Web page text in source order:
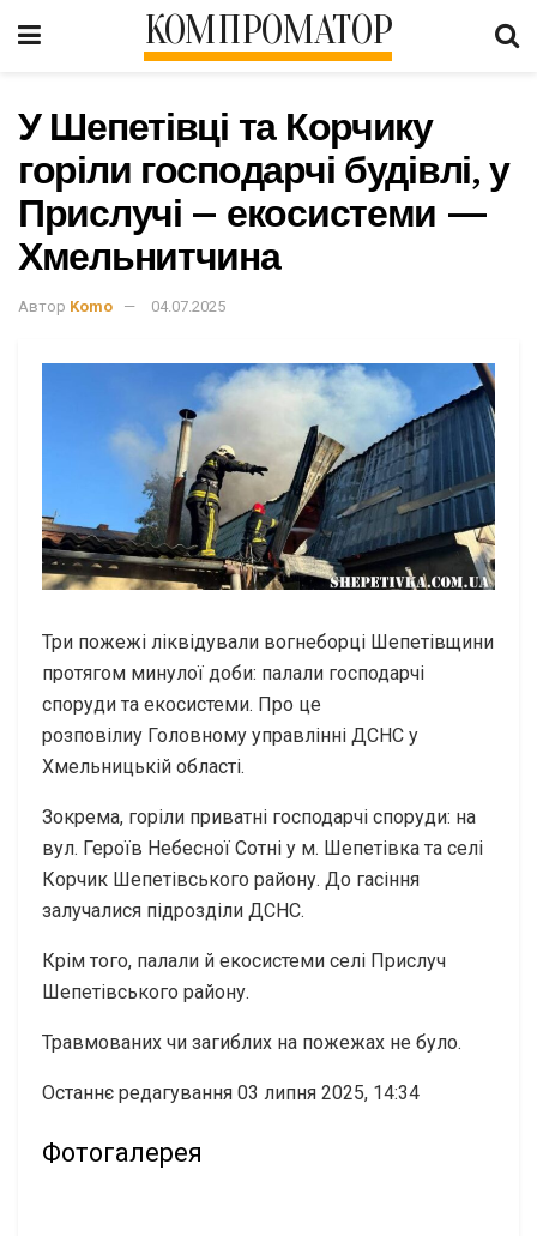
КОМПРОМАТОР
У Шепетівці та Корчику
горіли господарчі будівлі, у
Прислучі – екосистеми —
Хмельнитчина
Автор Komo 04.07.2025
Три пожежі ліквідували вогнеборці Шепетівщини
протягом минулої доби: палали господарчі
споруди та екосистеми. Про це
розповілиу Головному управлінні ДСНС у
Хмельницькій області.
Зокрема, горіли приватні господарчі споруди: на
вул. Героїв Небесної Сотні у м. Шепетівка та селі
Корчик Шепетівського району. До гасіння
залучалися підрозділи ДСНС.
Крім того, палали й екосистеми селі Прислуч
Шепетівського району.
Травмованих чи загиблих на пожежах не було.
Останнє редагування 03 липня 2025, 14:34
Фотогалерея